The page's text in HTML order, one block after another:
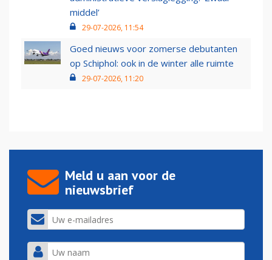
middel’
29-07-2026, 11:54
Goed nieuws voor zomerse debutanten
op Schiphol: ook in de winter alle ruimte
29-07-2026, 11:20
Meld u aan voor de
nieuwsbrief